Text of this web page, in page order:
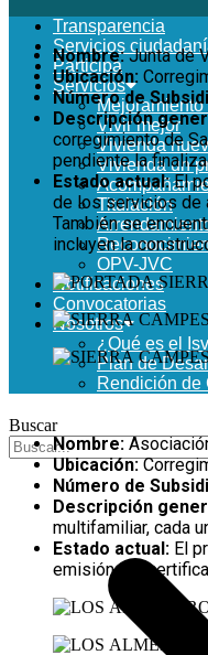
Transparencia
Servicios
Participa
Servicios
Mejoramiento
Vivir mejor
Vivienda
Vivienda un
Titulación
OPV-JVC
Notificaciones
Convocatorias
Nosotros
¿Qué es el
Plan de
Rendición de
Buscar
Nombre:Junta de
Ubicación:
Número de
Descripción
corregimiento de
pendiente la
Estado actual:El
de los servicios de
También se
incluyen la
Nombre:
Ubicación:
Número de
Descripción
multifamiliar, cada
Estado actual: El
emisión del